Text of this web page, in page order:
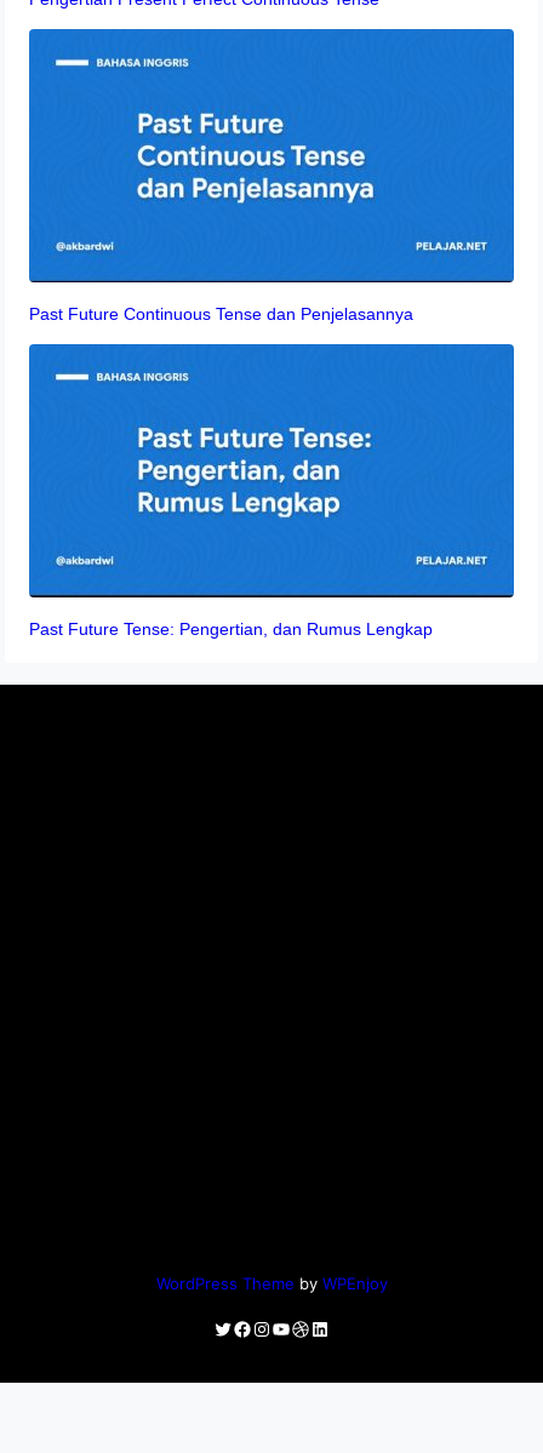
Past Future Continuous Tense dan Penjelasannya
Past Future Tense: Pengertian, dan Rumus Lengkap
WordPress Theme by WPEnjoy
Twitter
Facebook
Instagram
YouTube
Dribbble
LinkedIn